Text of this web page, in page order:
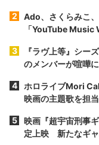
Ado、さくらみこ
「YouTube Music
『ラヴ上等』シー
のメンバーが喧嘩
ホロライブMori
映画の主題歌を担当
映画『超宇宙刑事
定上映 新たなギ